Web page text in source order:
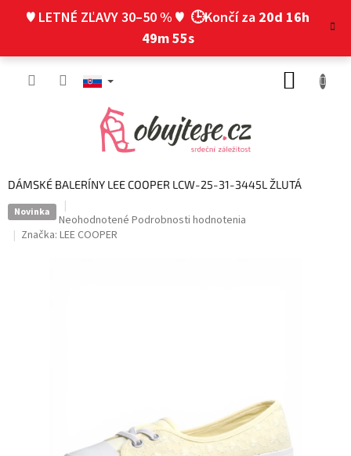
♥ LETNÉ ZĽAVY 30–50 % ♥ 🕒Končí za 20d 16h
49m 55s
DÁMSKÉ BALERÍNY LEE COOPER LCW-25-31-3445L ŽLUTÁ
Novinka
Priemerné
hodnotenie
Neohodnotené Podrobnosti hodnotenia
Značka: LEE COOPER